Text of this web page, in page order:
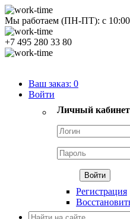
Мы работаем (ПН-ПТ): с 10:00
+7 495 280 33 80
Ваш заказ: 0
Войти
Личный кабинет
Регистрация